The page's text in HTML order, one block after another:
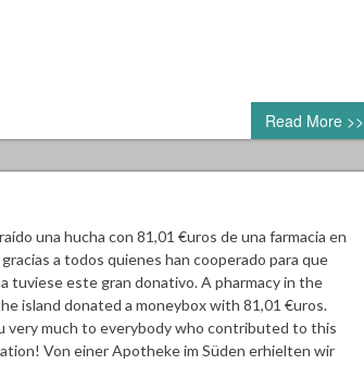
Read More >>
una hucha con 81,01 €uros de una farmacia en
a todos quienes han cooperado para que
tuviese este gran donativo. A pharmacy in the
island donated a moneybox with 81,01 €uros.
very much to everybody who contributed to this
Von einer Apotheke im Süden erhielten wir